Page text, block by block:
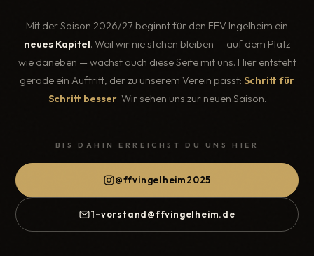
Mit der Saison 2026/27 beginnt für den FFV Ingelheim ein
neues Kapitel. Weil wir nie stehen bleiben — auf dem Platz
wie daneben — wächst auch diese Seite mit uns. Hier entsteht
gerade ein Auftritt, der zu unserem Verein passt: Schritt für
Schritt besser. Wir sehen uns zur neuen Saison.
BIS DAHIN ERREICHST DU UNS HIER
@ffvingelheim2025
1-vorstand@ffvingelheim.de